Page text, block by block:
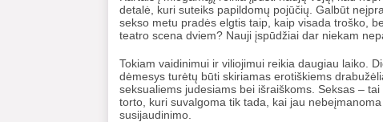
detalė, kuri suteiks papildomų pojūčių. Galbūt
sekso metu pradės elgtis taip, kaip visada troško,
teatro scena dviem? Nauji įspūdžiai dar niekam
Tokiam vaidinimui ir viliojimui reikia daugiau laiko.
dėmesys turėtų būti skiriamas erotiškiems
seksualiems judesiams bei išraiškoms. Seksas –
torto, kuri suvalgoma tik tada, kai jau
susijaudinimo.